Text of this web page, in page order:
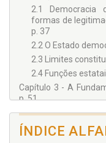
2.1 Democracia
formas de
p. 37
2.2 O Estado
2.3 Limites
2.4 Funções
Capítulo 3 - A
p. 51
3.1 Resistências
3.2 Origens
constitucionalidade
ÍNDICE